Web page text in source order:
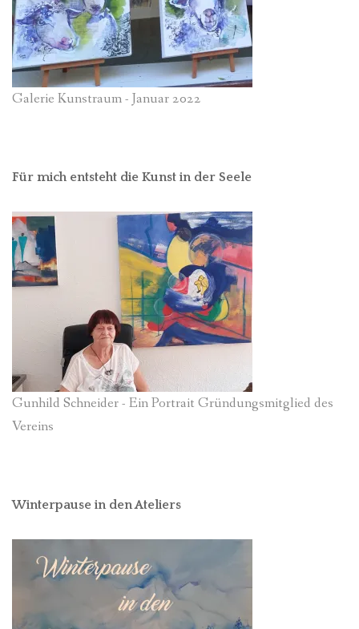
Galerie Kunstraum - Januar 2022
Für mich entsteht die Kunst in der Seele
Gunhild Schneider - Ein Portrait Gründungsmitglied des
Vereins
Winterpause in den Ateliers